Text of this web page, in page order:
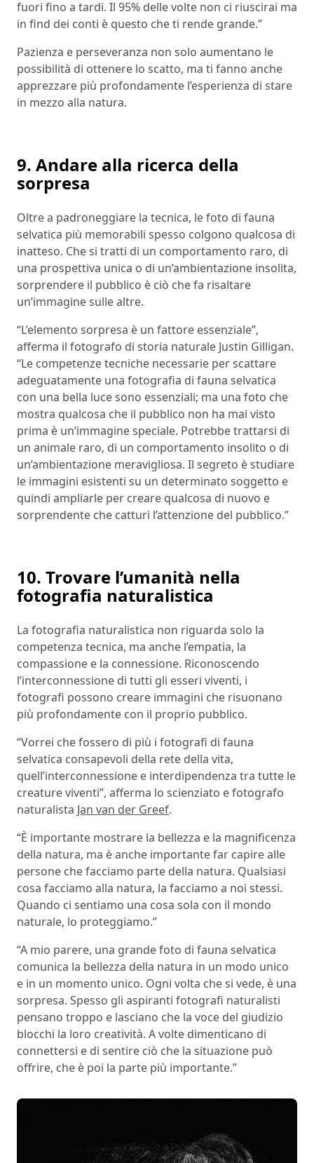
fuori fino a tardi. Il 95% delle volte non ci riuscirai ma
in find dei conti è questo che ti rende grande.”
Pazienza e perseveranza non solo aumentano le
possibilità di ottenere lo scatto, ma ti fanno anche
apprezzare più profondamente l’esperienza di stare
in mezzo alla natura.
9. Andare alla ricerca della
sorpresa
Oltre a padroneggiare la tecnica, le foto di fauna
selvatica più memorabili spesso colgono qualcosa di
inatteso. Che si tratti di un comportamento raro, di
una prospettiva unica o di un’ambientazione insolita,
sorprendere il pubblico è ciò che fa risaltare
un’immagine sulle altre.
“L’elemento sorpresa è un fattore essenziale”,
afferma il fotografo di storia naturale Justin Gilligan.
“Le competenze tecniche necessarie per scattare
adeguatamente una fotografia di fauna selvatica
con una bella luce sono essenziali; ma una foto che
mostra qualcosa che il pubblico non ha mai visto
prima è un’immagine speciale. Potrebbe trattarsi di
un animale raro, di un comportamento insolito o di
un’ambientazione meravigliosa. Il segreto è studiare
le immagini esistenti su un determinato soggetto e
quindi ampliarle per creare qualcosa di nuovo e
sorprendente che catturi l’attenzione del pubblico.”
10. Trovare l’umanità nella
fotografia naturalistica
La fotografia naturalistica non riguarda solo la
competenza tecnica, ma anche l’empatia, la
compassione e la connessione. Riconoscendo
l’interconnessione di tutti gli esseri viventi, i
fotografi possono creare immagini che risuonano
più profondamente con il proprio pubblico.
“Vorrei che fossero di più i fotografi di fauna
selvatica consapevoli della rete della vita,
quell’interconnessione e interdipendenza tra tutte le
creature viventi”, afferma lo scienziato e fotografo
naturalista Jan van der Greef.
“È importante mostrare la bellezza e la magnificenza
della natura, ma è anche importante far capire alle
persone che facciamo parte della natura. Qualsiasi
cosa facciamo alla natura, la facciamo a noi stessi.
Quando ci sentiamo una cosa sola con il mondo
naturale, lo proteggiamo.”
“A mio parere, una grande foto di fauna selvatica
comunica la bellezza della natura in un modo unico
e in un momento unico. Ogni volta che si vede, è una
sorpresa. Spesso gli aspiranti fotografi naturalisti
pensano troppo e lasciano che la voce del giudizio
blocchi la loro creatività. A volte dimenticano di
connettersi e di sentire ciò che la situazione può
offrire, che è poi la parte più importante.”